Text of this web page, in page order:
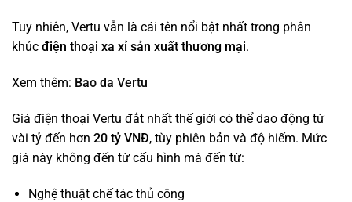
Tuy nhiên, Vertu vẫn là cái tên nổi bật nhất trong phân
khúc điện thoại xa xỉ sản xuất thương mại.
Xem thêm: Bao da Vertu
Giá điện thoại Vertu đắt nhất thế giới có thể dao động từ
vài tỷ đến hơn 20 tỷ VNĐ, tùy phiên bản và độ hiếm. Mức
giá này không đến từ cấu hình mà đến từ:
Nghệ thuật chế tác thủ công